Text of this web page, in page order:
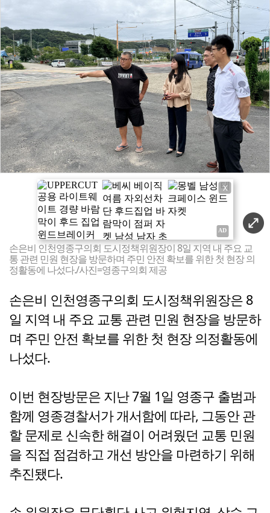
X
손은비 인천영종구의회 도시정책위원장이 8일 지역 내 주요 교
통 관련 민원 현장을 방문하며 주민 안전 확보를 위한 첫 현장 의
정활동에 나섰다./사진=영종구의회 제공
손은비 인천영종구의회 도시정책위원장은 8
일 지역 내 주요 교통 관련 민원 현장을 방문하
며 주민 안전 확보를 위한 첫 현장 의정활동에
나섰다.
이번 현장방문은 지난 7월 1일 영종구 출범과
함께 영종경찰서가 개서함에 따라, 그동안 관
할 문제로 신속한 해결이 어려웠던 교통 민원
을 직접 점검하고 개선 방안을 마련하기 위해
추진됐다.